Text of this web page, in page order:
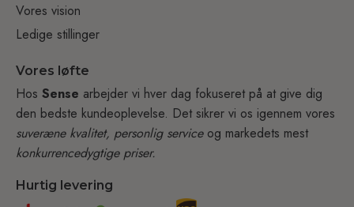
Vores vision
Ledige stillinger
Vores løfte
Hos Sense arbejder vi hver dag fokuseret på at give dig
den bedste kundeoplevelse. Det sikrer vi os igennem vores
suveræne kvalitet, personlig serviceog markedets mest
konkurrencedygtige priser.
Hurtig levering